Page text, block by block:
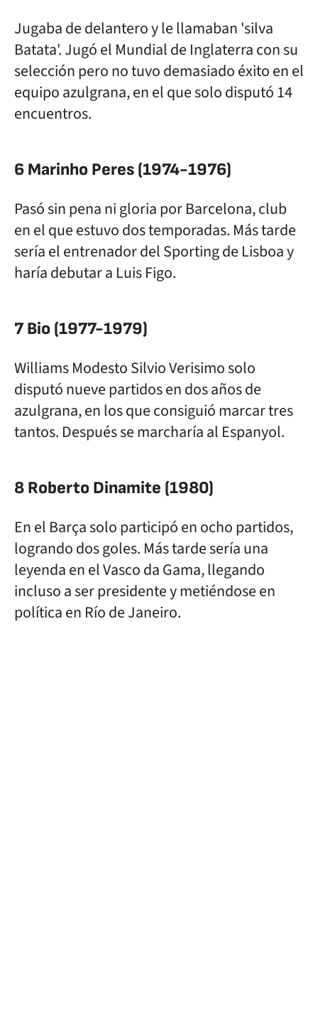
Jugaba de delantero y le llamaban 'silva
Batata'. Jugó el Mundial de Inglaterra con su
selección pero no tuvo demasiado éxito en el
equipo azulgrana, en el que solo disputó 14
encuentros.
6 Marinho Peres (1974-1976)
Pasó sin pena ni gloria por Barcelona, club
en el que estuvo dos temporadas. Más tarde
sería el entrenador del Sporting de Lisboa y
haría debutar a Luis Figo.
7 Bio (1977-1979)
Williams Modesto Silvio Verisimo solo
disputó nueve partidos en dos años de
azulgrana, en los que consiguió marcar tres
tantos. Después se marcharía al Espanyol.
8 Roberto Dinamite (1980)
En el Barça solo participó en ocho partidos,
logrando dos goles. Más tarde sería una
leyenda en el Vasco da Gama, llegando
incluso a ser presidente y metiéndose en
política en Río de Janeiro.